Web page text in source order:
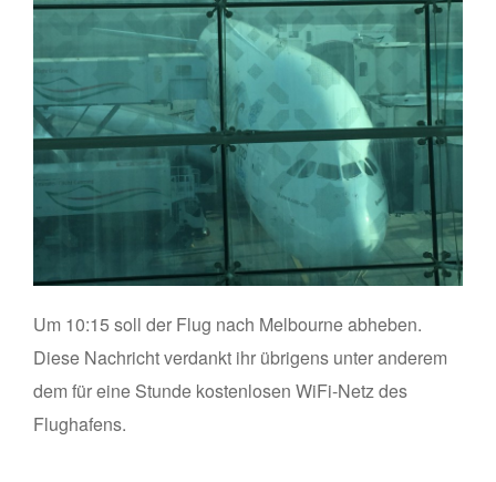
Um 10:15 soll der Flug nach Melbourne abheben.
Diese Nachricht verdankt ihr übrigens unter anderem
dem für eine Stunde kostenlosen WiFi-Netz des
Flughafens.